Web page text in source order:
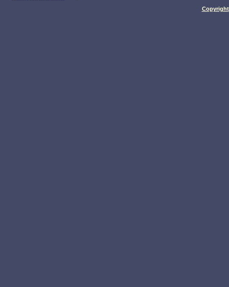
Copyright